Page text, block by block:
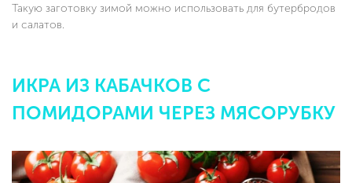
Такую заготовку зимой можно использовать для бутербродов
и салатов.
ИКРА ИЗ КАБАЧКОВ С
ПОМИДОРАМИ ЧЕРЕЗ МЯСОРУБКУ